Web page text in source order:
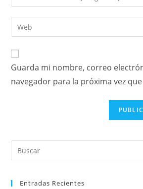
Guarda mi nombre, correo
navegador para la próxima vez
Entradas Recientes